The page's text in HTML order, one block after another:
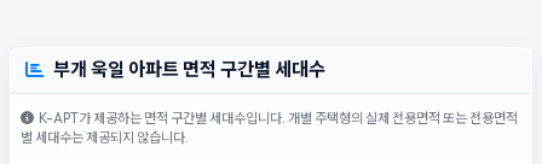
부개 욱일 아파트 면적 구간별 세대수
K-APT가 제공하는 면적 구간별 세대수입니다. 개별 주택형의 실제 전용면적 또는 전용면적
별 세대수는 제공되지 않습니다.